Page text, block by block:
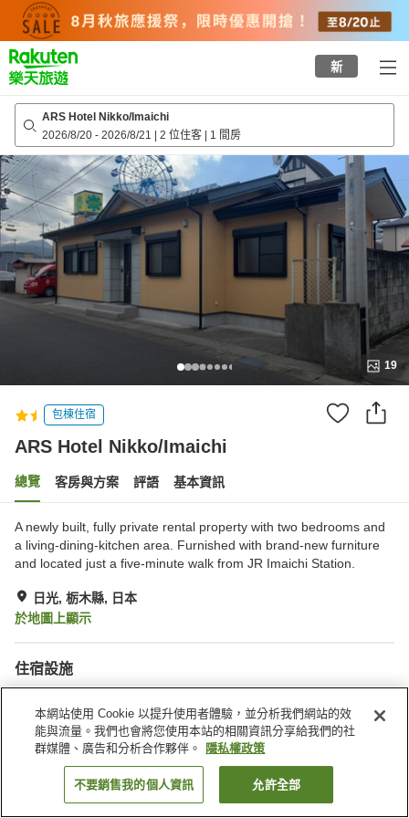
top
page
新
ARS Hotel Nikko/Imaichi
2026/8/20 - 2026/8/21 | 2 位住客 | 1 間房
19
包棟住宿
ARS Hotel Nikko/Imaichi
總覽 客房與方案 評語 基本資訊
A newly built, fully private rental property with two bedrooms and
a living-dining-kitchen area. Furnished with brand-new furniture
and located just a five-minute walk from JR Imaichi Station.
日光, 栃木縣, 日本
於地圖上顯示
住宿設施
免費停車
熱水（24 小時供應）
找客房
本網站使用 Cookie 以提升使用者體驗，並分析我們網站的效
能與流量。我們也會將您使用本站的相關資訊分享給我們的社
群媒體、廣告和分析合作夥伴。
隱私權政策
不要銷售我的個人資訊 允許全部